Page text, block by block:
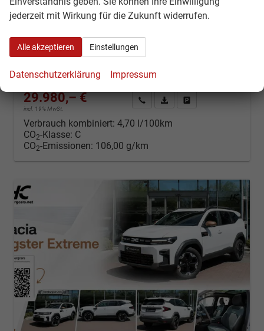
Fahrzeugnr.: 43527
unverbindliche Lieferzeit: ca. 3-6 Monate
Fahrzeugnr. 43527 Getriebe
Kraftstoff Hybrid Benzin Leistung 115 kW (156 PS)
29.980,– €
incl. 19% MwSt.
Kontakt & Angebot anfordern
PDF-Datei, Fahrzeugexposé
Verbrauch kombiniert: 4,70 l/100km
CO2-Klasse: C
CO2-Emissionen: 106,00 g/km
jederzeit mit Wirkung für die Zukunft widerrufen.
Alle akzeptieren Einstellungen
Datenschutzerklärung Impressum